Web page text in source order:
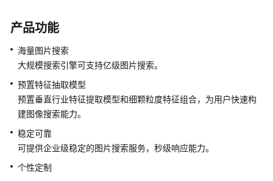
用
服
务
监
指
标
产品功能
海量图片搜索
大规模搜索引擎可支持亿级图片搜索。
预置特征抽取模型
预置垂直行业特征提取模型和细颗粒度特征组合，为用户快速构
建图像搜索能力。
稳定可靠
可提供企业级稳定的图片搜索服务，秒级响应能力。
个性定制